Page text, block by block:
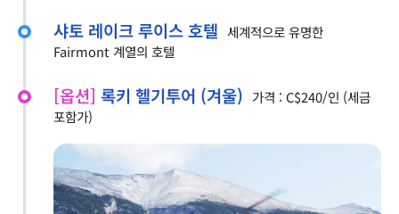
샤토 레이크 루이스 호텔 세계적으로 유명한
Fairmont 계열의 호텔
[옵션] 록키 헬기투어 (겨울) 가격 : C$240/인 (세금
포함가)